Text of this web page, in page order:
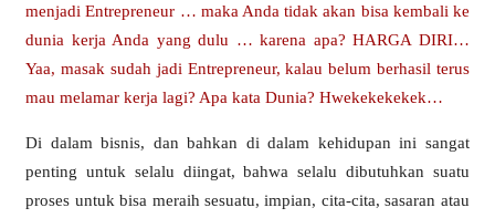
menjadiEntrepreneur … maka Anda tidak akan bisa kembali ke
dunia kerja Anda yang dulu … karena apa? HARGA DIRI…
Yaa, masak sudah jadi Entrepreneur, kalau belum berhasil terus
mau melamar kerja lagi? Apa kata Dunia? Hwekekekekek…
Di dalam bisnis, dan bahkan di dalam kehidupan ini sangat
penting untuk selalu diingat, bahwa selalu dibutuhkan suatu
proses untuk bisa meraih sesuatu, impian, cita-cita, sasaran atau